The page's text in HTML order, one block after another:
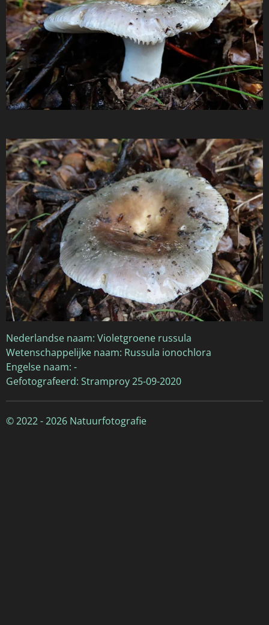
Nederlandse naam: Violetgroene russula
Wetenschappelijke naam: Russula ionochlora
Engelse naam: -
Gefotografeerd: Stramproy 25-09-2020
© 2022 - 2026 Natuurfotografie